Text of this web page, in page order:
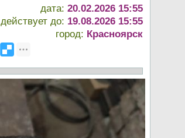
дата:20.02.2026 15:55
действует до: 19.08.2026 15:55
город: Красноярск